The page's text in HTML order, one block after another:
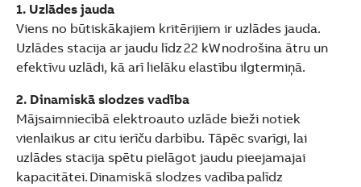
1. Uzlādes jauda
Viens no būtiskākajiem kritērijiem ir uzlādes jauda.
Uzlādes stacija ar jaudu līdz 22 kW nodrošina ātru un
efektīvu uzlādi, kā arī lielāku elastību ilgtermiņā.
2. Dinamiskā slodzes vadība
Mājsaimniecībā elektroauto uzlāde bieži notiek
vienlaikus ar citu ierīču darbību. Tāpēc svarīgi, lai
uzlādes stacija spētu pielāgot jaudu pieejamajai
kapacitātei. Dinamiskā slodzes vadība palīdz